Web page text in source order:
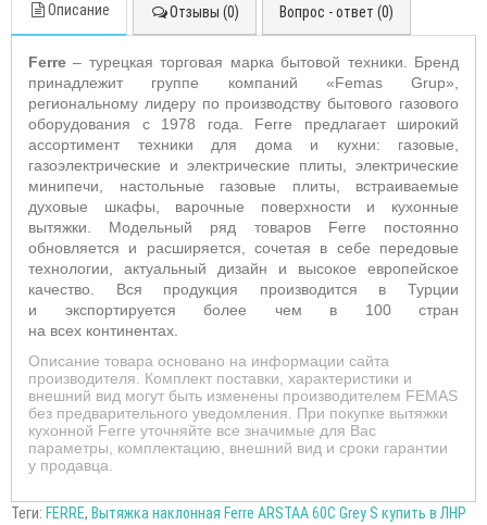
Описание Отзывы (0) Вопрос - ответ (0)
Ferre – турецкая торговая марка бытовой техники. Бренд
принадлежит группе компаний «Femas Grup»,
региональному лидеру по производству бытового газового
оборудования с 1978 года. Ferre предлагает широкий
ассортимент техники для дома и кухни: газовые,
газоэлектрические и электрические плиты, электрические
минипечи, настольные газовые плиты, встраиваемые
духовые шкафы, варочные поверхности и кухонные
вытяжки. Модельный ряд товаров Ferre постоянно
обновляется и расширяется, сочетая в себе передовые
технологии, актуальный дизайн и высокое европейское
качество. Вся продукция производится в Турции
и экспортируется более чем в 100 стран
на всех континентах.
Описание товара основано на информации сайта
производителя. Комплект поставки, характеристики и
внешний вид могут быть изменены производителем FEMAS
без предварительного уведомления. При покупке вытяжки
кухонной Ferre уточняйте все значимые для Вас
параметры, комплектацию, внешний вид и сроки гарантии
у продавца.
Теги: FERRE, Вытяжка наклонная Ferre ARSTAA 60C Grey S купить в ЛНР